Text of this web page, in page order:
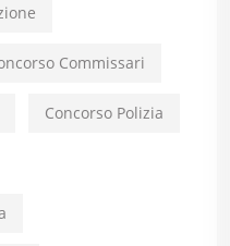
Commissari
Concorso Polizia